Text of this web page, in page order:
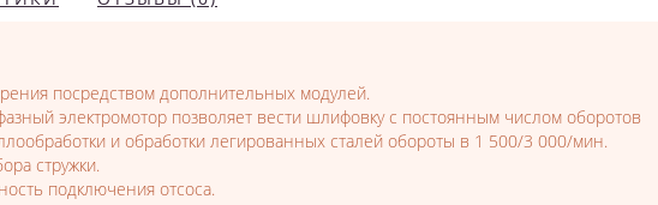
посредством дополнительных модулей.
электромотор позволяет вести шлифовку с постоянным числом оборотов
и обработки легированных сталей обороты в 1 500/3 000/мин.
стружки.
подключения отсоса.